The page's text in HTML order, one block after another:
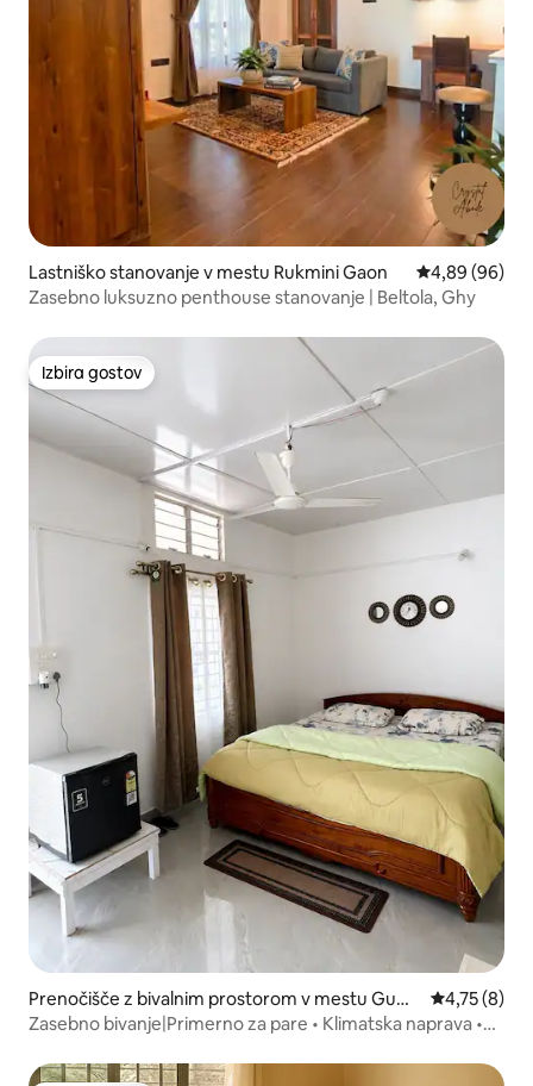
Lastniško stanovanje v mestu Rukmini Gaon Povprečna
4,89 (96)
Zasebno luksuzno penthouse stanovanje | Beltola, Ghy
Izbira gostov
Izbira gostov
Prenočišče z bivalnim prostorom v mestu Guwa
hati
Povprečna
4,75 (8)
Zasebno bivanje|Primerno za pare • Klimatska naprava •